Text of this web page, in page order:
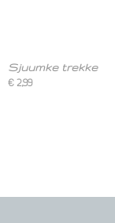
Sjuumke trekke
€ 2,99